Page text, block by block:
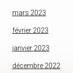
mars 2023
février 2023
janvier 2023
décembre 2022